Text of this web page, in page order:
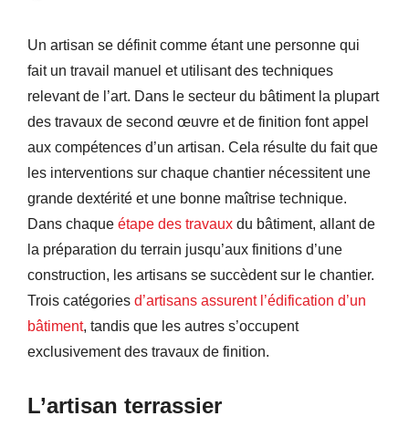
Un artisan se définit comme étant une personne qui
fait un travail manuel et utilisant des techniques
relevant de l’art. Dans le secteur du bâtiment la plupart
des travaux de second œuvre et de finition font appel
aux compétences d’un artisan. Cela résulte du fait que
les interventions sur chaque chantier nécessitent une
grande dextérité et une bonne maîtrise technique.
Dans chaque étape des travaux du bâtiment, allant de
la préparation du terrain jusqu’aux finitions d’une
construction, les artisans se succèdent sur le chantier.
Trois catégories d’artisans assurent l’édification d’un
bâtiment, tandis que les autres s’occupent
exclusivement des travaux de finition.
L’artisan terrassier